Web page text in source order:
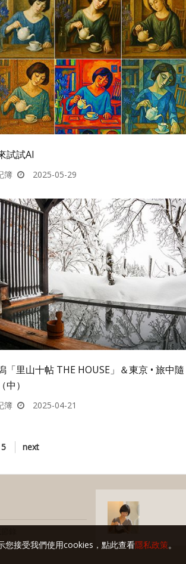
試試AI
簿 2025-05-29
「里山十帖 THE HOUSE」＆東京 • 旅中隨
中）
簿 2025-04-21
5 next
您接受我們使用cookies，點此查看隱私政策。